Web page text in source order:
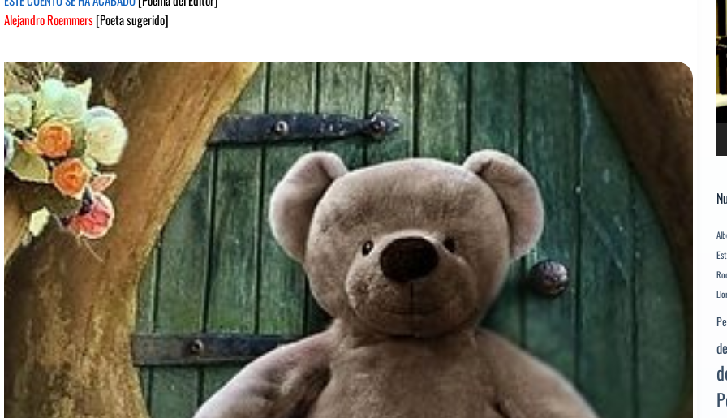
Alejandro Roemmers[Poeta sugerido]
de